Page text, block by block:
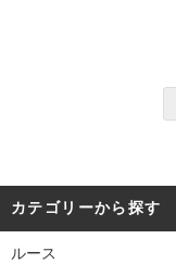
カテゴリーから探す
ルース